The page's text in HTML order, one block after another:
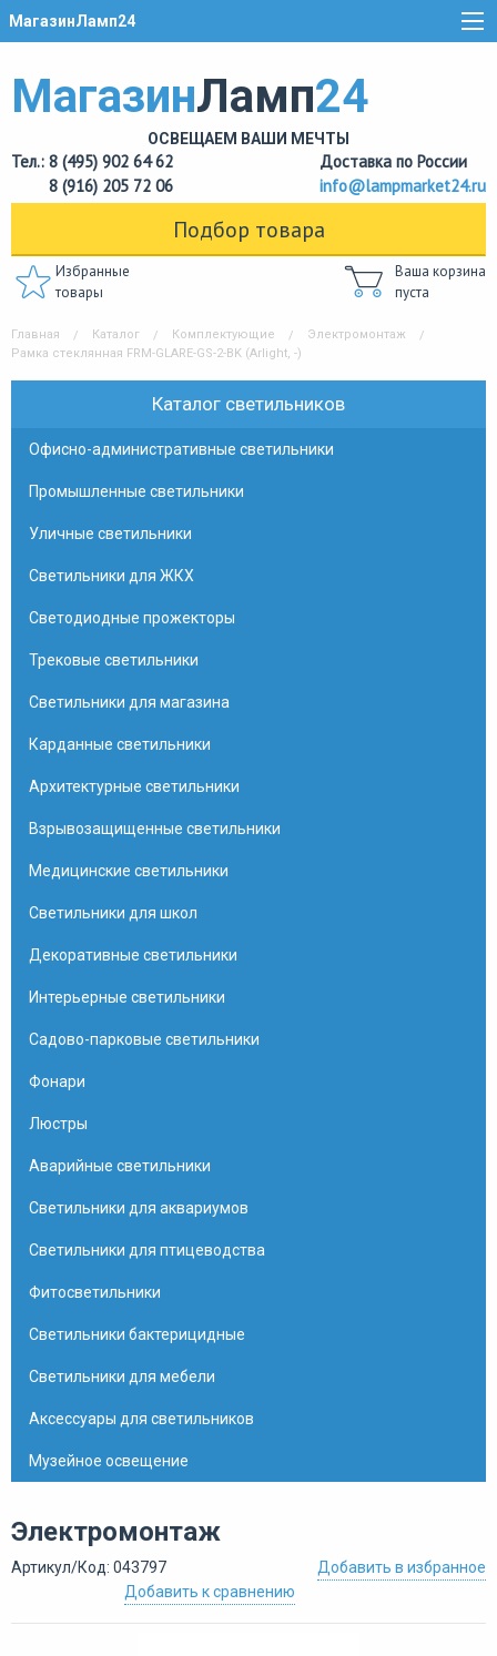
МагазинЛамп24
МагазинЛамп24
ОСВЕЩАЕМ ВАШИ МЕЧТЫ
Тел.: 8 (495) 902 64 62
8 (916) 205 72 06
Доставка по России
info@lampmarket24.ru
Подбор товара
Избранные
товары
Ваша корзина
пуста
Главная Каталог Комплектующие
Электромонтаж
Рамка стеклянная FRM-GLARE-GS-2-BK (Arlight, -)
Каталог светильников
Офисно-административные светильники
Промышленные светильники
Уличные светильники
Светильники для ЖКХ
Светодиодные прожекторы
Трековые светильники
Светильники для магазина
Карданные светильники
Архитектурные светильники
Взрывозащищенные светильники
Медицинские светильники
Светильники для школ
Декоративные светильники
Интерьерные светильники
Садово-парковые светильники
Фонари
Люстры
Аварийные светильники
Светильники для аквариумов
Светильники для птицеводства
Фитосветильники
Светильники бактерицидные
Светильники для мебели
Аксессуары для светильников
Музейное освещение
Электромонтаж
Артикул/Код: 043797
Добавить в избранное
Добавить к сравнению